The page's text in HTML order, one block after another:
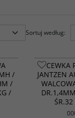
Sortuj według:
/
/
/
CEWKA
JANTZEN